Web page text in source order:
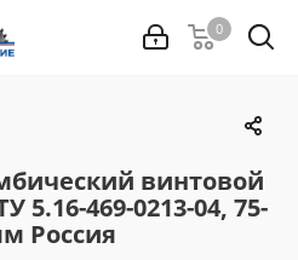
0
винтовой
5.16-469-0213-04, 75-
Россия